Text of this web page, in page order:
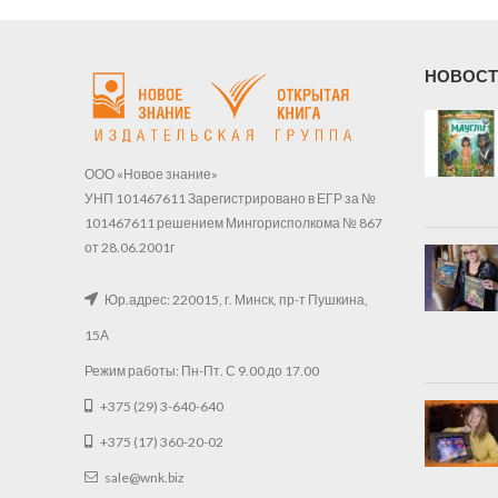
ООО «Новое знание»
УНП 101467611 Зарегистрировано в ЕГР за №
101467611 решением Мингорисполкома № 867
от 28.06.2001г
Юр.адрес: 220015, г. Минск, пр-т Пушкина,
15А
Режим работы: Пн-Пт. С 9.00 до 17.00
+375 (29) 3-640-640
+375 (17) 360-20-02
sale@wnk.biz